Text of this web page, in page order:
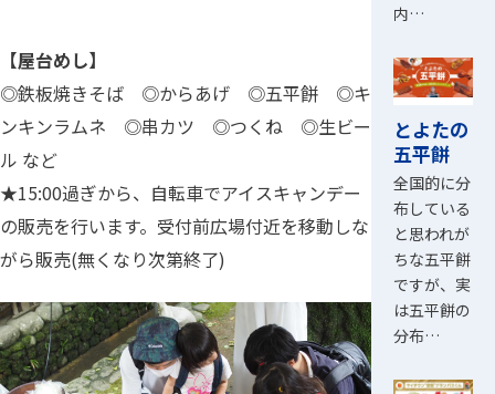
【屋台めし】
◎鉄板焼きそば ◎からあげ ◎五平餅 ◎キ
ンキンラムネ ◎串カツ ◎つくね ◎生ビー
ル など
★15:00過ぎから、自転車でアイスキャンデー
の販売を行います。受付前広場付近を移動しな
がら販売(無くなり次第終了)
内…
とよたの
五平餅
全国的に分
布している
と思われが
ちな五平餅
ですが、実
は五平餅の
分布…